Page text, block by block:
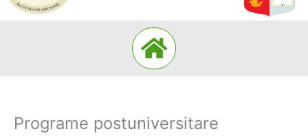
Menu
Programe postuniversitare